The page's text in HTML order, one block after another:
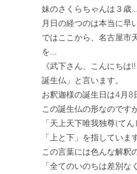
妹のさくらちゃんは３
月日の経つのは本当に早
ではここから、名古屋市
を…
《武下さん、こんにち
誕生仏」と言います。
お釈迦様の誕生日は4月8
この誕生仏の形なのです
「天上天下唯我独尊(て
「上と下」を指しています
この言葉には色んな解釈
「全てのいのちは差別な